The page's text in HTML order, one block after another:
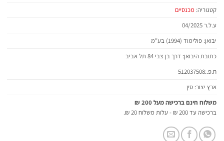
קטגוריה: מכנסיים
ע.ל.ר 04/2025
יבואן: פולימוד (1994) בע"מ
כתובת היבואן: דרך בן צבי 84 תל אביב
ח.פ.:512037508
ארץ יצור: סין
משלוח חינם ברכישה מעל 200 ₪
ברכישה עד 200 ₪ - עלות משלוח 20 ₪.